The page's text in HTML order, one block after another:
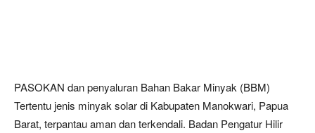
PASOKAN dan penyaluran Bahan Bakar Minyak (BBM)
Tertentu jenis minyak solar di Kabupaten Manokwari, Papua
Barat, terpantau aman dan terkendali. Badan Pengatur Hilir